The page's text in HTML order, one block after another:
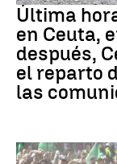
Última
en Ceuta,
después,
el reparto
las